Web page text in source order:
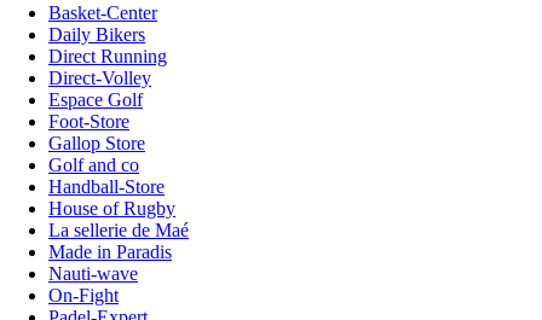
Basket-Center
Daily Bikers
Direct Running
Direct-Volley
Espace Golf
Foot-Store
Gallop Store
Golf and co
Handball-Store
House of Rugby
La sellerie de Maé
Made in Paradis
Nauti-wave
On-Fight